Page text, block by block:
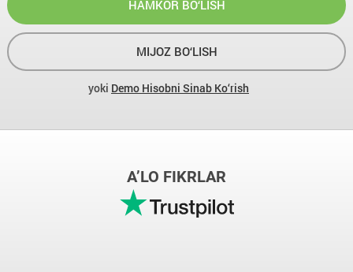
HAMKOR BO‘LISH
MIJOZ BO‘LISH
yoki Demo Hisobni Sinab Ko‘rish
A’LO FIKRLAR